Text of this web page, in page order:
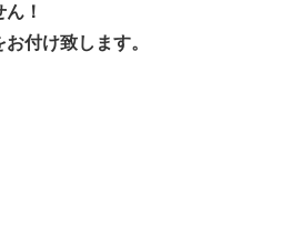
！
付け致します。